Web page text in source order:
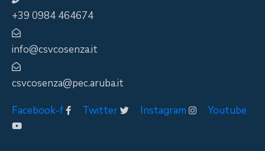
+39 0984 464674
info@csvcosenza.it
csvcosenza@pec.aruba.it
Facebook-f
Twitter Instagram Youtube